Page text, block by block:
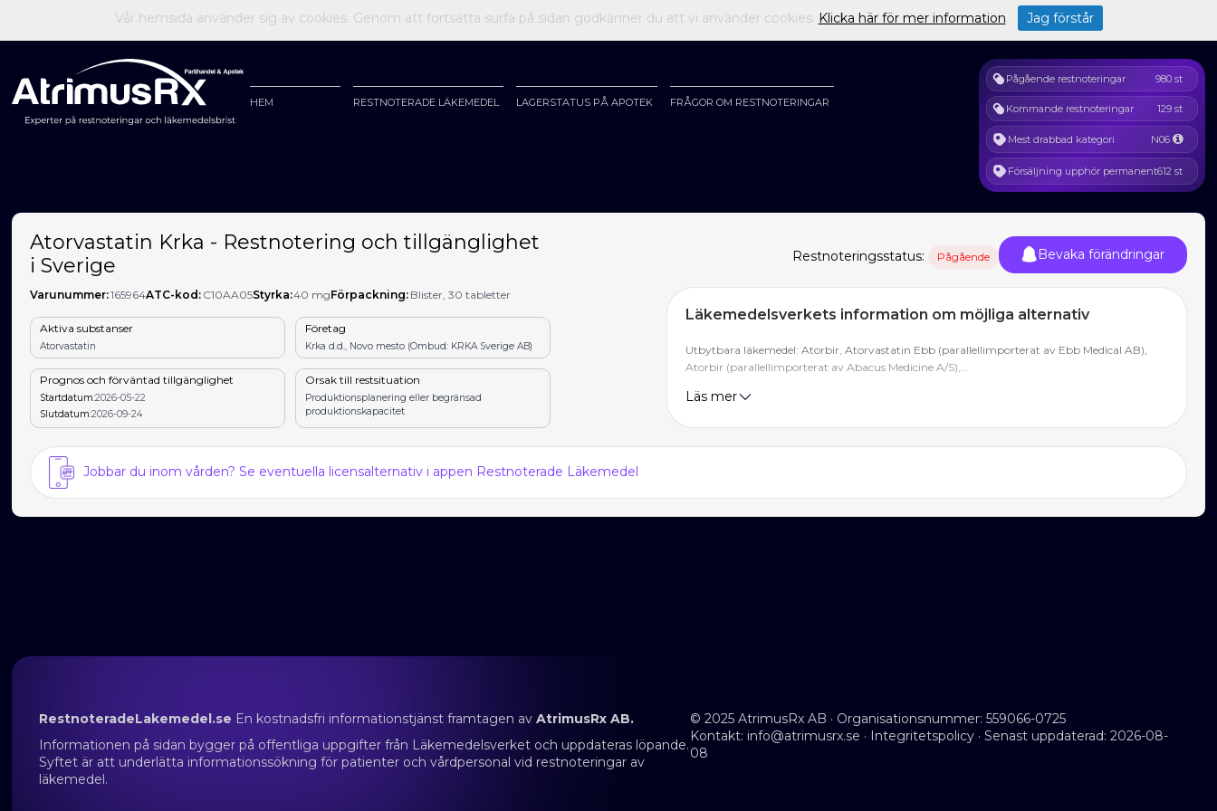
HEM RESTNOTERADE LÄKEMEDEL LAGERSTATUS PÅ APOTEK FRÅGOR OM RESTNOTERINGAR
Pågående restnoteringar 980 st
Kommande restnoteringar 129 st
Mest drabbad kategori N06
Försäljning upphör permanent612 st
Atorvastatin Krka - Restnotering och tillgänglighet
i Sverige
Restnoteringsstatus: Pågående Bevaka förändringar
Varunummer:165964ATC-kod: C10AA05Styrka:40 mgFörpackning: Blister, 30 tabletter
Aktiva substanser
Atorvastatin
Företag
Krka d.d., Novo mesto (Ombud: KRKA Sverige AB)
Prognos och förväntad tillgänglighet
Startdatum:2026-05-22
Slutdatum:2026-09-24
Orsak till restsituation
Produktionsplanering eller begränsad
produktionskapacitet
Läkemedelsverkets information om möjliga alternativ
Utbytbara läkemedel: Atorbir, Atorvastatin Ebb (parallellimporterat av Ebb Medical AB),
Atorbir (parallellimporterat av Abacus Medicine A/S),...
Läs mer
Jobbar du inom vården? Se eventuella licensalternativ i appen Restnoterade Läkemedel
RestnoteradeLakemedel.se En kostnadsfri informationstjänst framtagen avAtrimusRx AB.
Informationen på sidan bygger på offentliga uppgifter från Läkemedelsverket och uppdateras löpande.
Syftet är att underlätta informationssökning för patienter och vårdpersonal vid restnoteringar av
läkemedel.
© 2025 AtrimusRx AB · Organisationsnummer: 559066-0725
Kontakt: info@atrimusrx.se · Integritetspolicy· Senast uppdaterad: 2026-08-
08
Vår hemsida använder sig av cookies. Genom att fortsätta surfa på sidan godkänner du att vi använder cookies. Klicka här för mer information. Jag förstår